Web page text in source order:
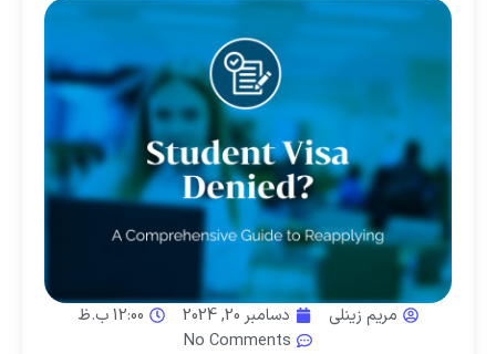
مریم زینلی دسامبر 20, 2024
12:00 ب.ظ
No Comments